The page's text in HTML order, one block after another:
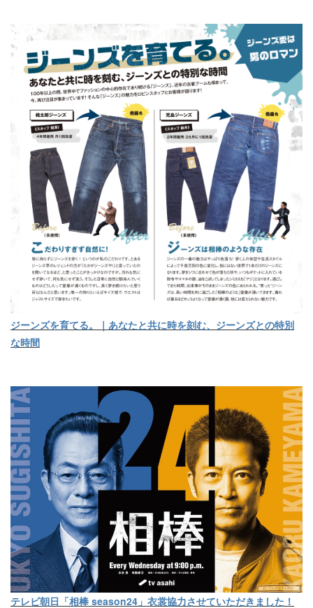
ジーンズを育てる。｜あなたと共に時を刻む、ジーンズとの特別
な時間
テレビ朝日「相棒 season24」衣裳協力させていただきました！